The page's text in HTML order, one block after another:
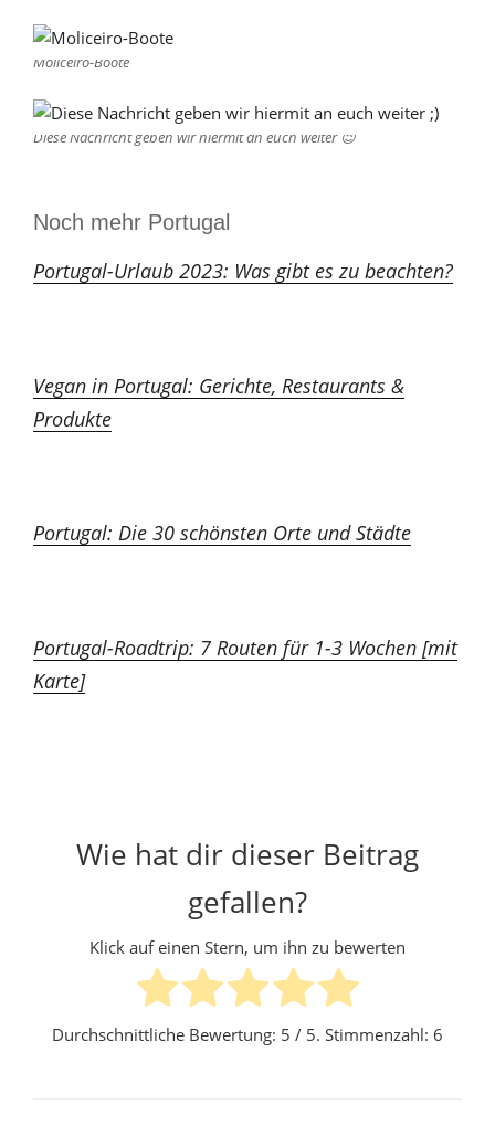
Moliceiro-Boote
Diese Nachricht geben wir hiermit an euch weiter 😉
Noch mehr Portugal
Portugal-Urlaub 2023: Was gibt es zu beachten?
Vegan in Portugal: Gerichte, Restaurants &
Produkte
Portugal: Die 30 schönsten Orte und Städte
Portugal-Roadtrip: 7 Routen für 1-3 Wochen [mit
Karte]
Wie hat dir dieser Beitrag
gefallen?
Klick auf einen Stern, um ihn zu bewerten
Durchschnittliche Bewertung: 5 / 5. Stimmenzahl: 6